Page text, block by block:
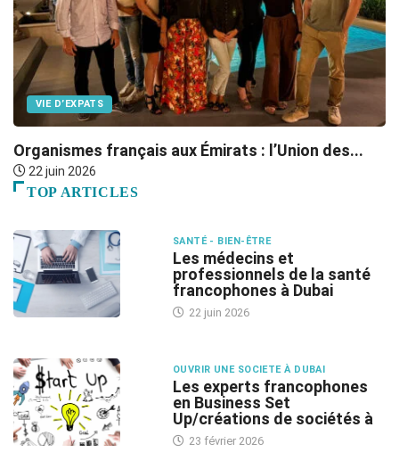
VIE D’EXPATS
Organismes français aux Émirats : l’Union des...
22 juin 2026
TOP ARTICLES
SANTÉ - BIEN-ÊTRE
Les médecins et
professionnels de la santé
francophones à Dubai
22 juin 2026
OUVRIR UNE SOCIETE À DUBAI
Les experts francophones
en Business Set
Up/créations de sociétés à
23 février 2026